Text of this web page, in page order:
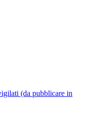
(da pubblicare in